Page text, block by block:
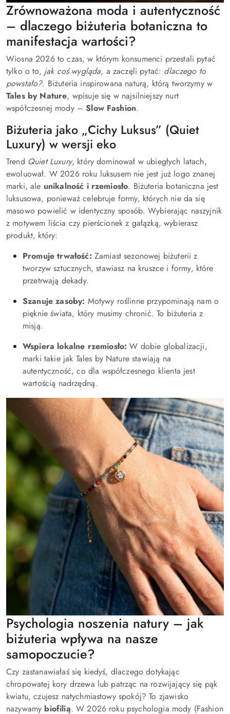
Zrównoważona moda i autentyczność
– dlaczego biżuteria botaniczna to
manifestacja wartości?
Wiosna 2026 to czas, w którym konsumenci przestali pytać
tylko o to, jak coś wygląda, a zaczęli pytać: dlaczego to
powstało?. Biżuteria inspirowana naturą, którą tworzymy w
Tales by Nature, wpisuje się w najsilniejszy nurt
współczesnej mody –Slow Fashion.
Biżuteria jako „Cichy Luksus” (Quiet
Luxury) w wersji eko
Trend Quiet Luxury, który dominował w ubiegłych latach,
ewoluował. W 2026 roku luksusem nie jest już logo znanej
marki, ale unikalność i rzemiosło. Biżuteria botaniczna jest
luksusowa, ponieważ celebruje formy, których nie da się
masowo powielić w identyczny sposób. Wybierając naszyjnik
z motywem liścia czy pierścionek z gałązką, wybierasz
produkt, który:
Promuje trwałość: Zamiast sezonowej biżuterii z
tworzyw sztucznych, stawiasz na kruszce i formy, które
przetrwają dekady.
Szanuje zasoby: Motywy roślinne przypominają nam o
pięknie świata, który musimy chronić. To biżuteria z
misją.
Wspiera lokalne rzemiosło: W dobie globalizacji,
marki takie jak Tales by Nature stawiają na
autentyczność, co dla współczesnego klienta jest
wartością nadrzędną.
Psychologia noszenia natury – jak
biżuteria wpływa na nasze
samopoczucie?
Czy zastanawiałaś się kiedyś, dlaczego dotykając
chropowatej kory drzewa lub patrząc na rozwijający się pąk
kwiatu, czujesz natychmiastowy spokój? To zjawisko
nazywamy biofilią. W 2026 roku psychologia mody (Fashion